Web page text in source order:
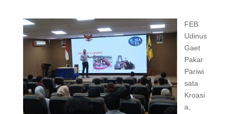
FEB
Udinus
Gaet
Pakar
Pariwi
sata
Kroasi
a,